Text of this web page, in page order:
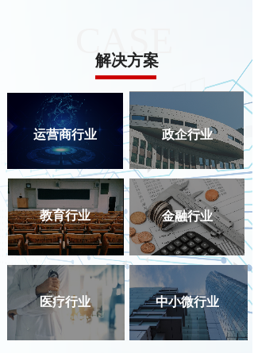
CASE
解决方案
教育 »
运营商 »
医疗 »
中小微 »
政企 »
金融 »
政企行业
运营商行业
教育行业 金融行业
医疗行业 中小微行业